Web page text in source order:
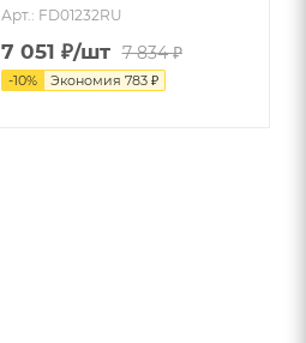
Арт.: FD01232RU
7 051 ₽/шт 7 834₽
-10% Экономия 783₽